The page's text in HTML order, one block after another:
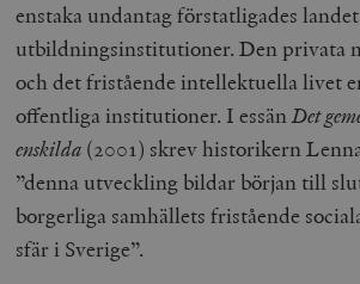
enstaka undantag förstatligades
utbildningsinstitutioner. Den privata
och det fristående intellektuella livet
offentliga institutioner. I essänDet
enskilda (2001) skrev historikern
”denna utveckling bildar början till
borgerliga samhällets fristående
sfär i Sverige”.